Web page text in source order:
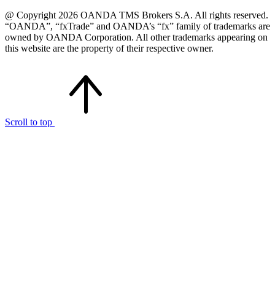
@ Copyright 2026 OANDA TMS Brokers S.A. All rights reserved.
“OANDA”, “fxTrade” and OANDA’s “fx” family of trademarks are
owned by OANDA Corporation. All other trademarks appearing on
this website are the property of their respective owner.
Scroll to top